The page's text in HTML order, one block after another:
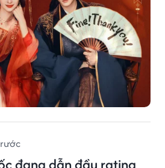
đang dẫn đầu rating